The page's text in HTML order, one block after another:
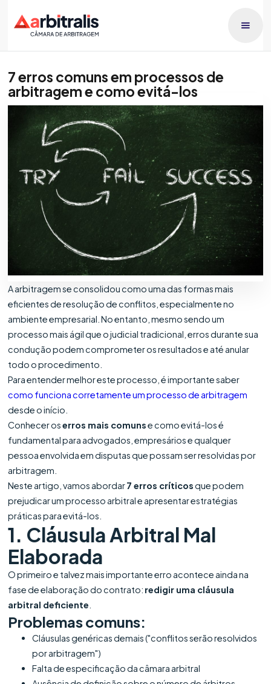
7 erros comuns em processos de
arbitragem e como evitá-los
Patricia Orlando
Publicado dia
18/7/2025
A arbitragem se consolidou como uma das formas mais
eficientes de resolução de conflitos, especialmente no
ambiente empresarial. No entanto, mesmo sendo um
processo mais ágil que o judicial tradicional, erros durante sua
condução podem comprometer os resultados e até anular
todo o procedimento.
Para entender melhor este processo, é importante saber
como funciona corretamente um processo de arbitragem
desde o início.
Conhecer oserros mais comunse como evitá-los é
fundamental para advogados, empresários e qualquer
pessoa envolvida em disputas que possam ser resolvidas por
arbitragem.
Neste artigo, vamos abordar7 erros críticosque podem
prejudicar um processo arbitral e apresentar estratégias
práticas para evitá-los.
1. Cláusula Arbitral Mal
Elaborada
O primeiro e talvez mais importante erro acontece ainda na
fase de elaboração do contrato: redigir uma cláusula
arbitral deficiente
Problemas comuns:
Cláusulas genéricas demais ("conflitos serão resolvidos
por arbitragem")
Falta de especificação da câmara arbitral